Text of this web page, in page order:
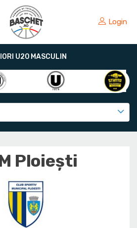
Login
U20 MASCULIN
Ploiești